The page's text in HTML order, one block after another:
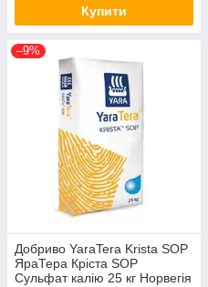
Купити
–9%
Добриво YaraTera Krista SOP
ЯраТера Кріста SOP
Сульфат калію 25 кг Норвегія